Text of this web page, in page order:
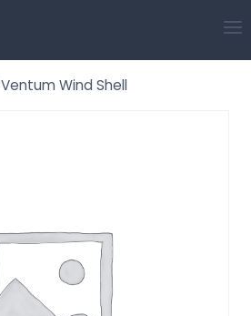
Ventum Wind Shell